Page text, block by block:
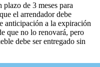
de 3 meses para
el arrendador debe
anticipación a la expiración
que no lo renovará, pero
debe ser entregado sin